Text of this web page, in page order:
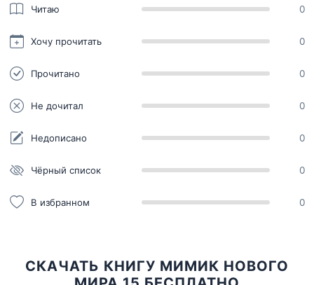
Читаю 0
Хочу прочитать 0
Прочитано 0
Не дочитал 0
Недописано 0
Чёрный список 0
В избранном 0
СКАЧАТЬ КНИГУ МИМИК НОВОГО